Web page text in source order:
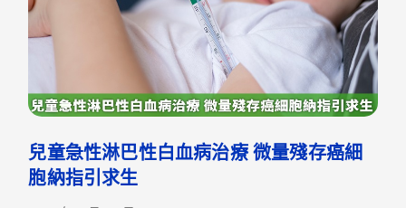
兒童急性淋巴性白血病治療 微量殘存癌細
胞納指引求生